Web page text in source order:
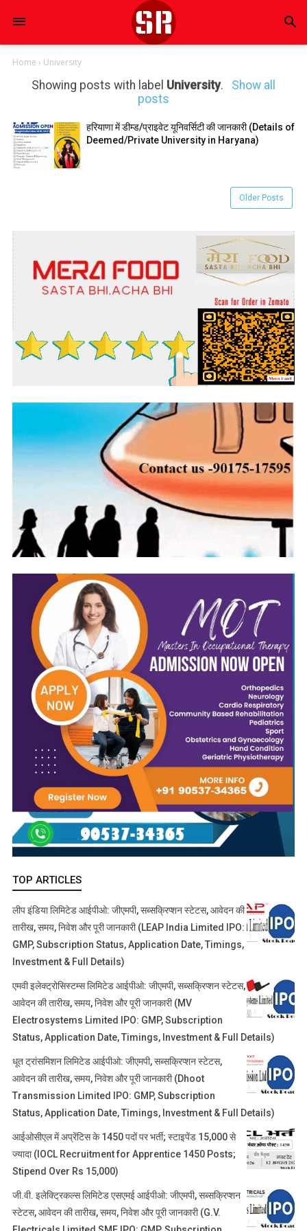
search
Home › University
Showing posts with label University.
Show all
posts
हरियाणा में डीम्ड/प्राइवेट यूनिवर्सिटी की जानकारी (Details of
Deemed/Private University in Haryana)
Older Posts
TOP ARTICLES
लीप इंडिया लिमिटेड आईपीओ: जीएमपी, सब्सक्रिप्शन स्टेटस, आवेदन की
तारीख, समय, निवेश और पूरी जानकारी (LEAP India Limited IPO:
GMP, Subscription Status, Application Date, Timings,
Investment & Full Details)
एमवी इलेक्ट्रोसिस्टम्स लिमिटेड आईपीओ: जीएमपी, सब्सक्रिप्शन स्टेटस,
आवेदन की तारीख, समय, निवेश और पूरी जानकारी (MV
Electrosystems Limited IPO: GMP, Subscription
Status, Application Date, Timings, Investment & Full Details)
धूत ट्रांसमिशन लिमिटेड आईपीओ: जीएमपी, सब्सक्रिप्शन स्टेटस,
आवेदन की तारीख, समय, निवेश और पूरी जानकारी (Dhoot
Transmission Limited IPO: GMP, Subscription
Status, Application Date, Timings, Investment & Full Details)
आईओसीएल में अप्रेंटिस के 1450 पदों पर भर्ती; स्टाइपेंड 15,000 से
ज्यादा (IOCL Recruitment for Apprentice 1450 Posts;
Stipend Over Rs 15,000)
जी.वी. इलेक्ट्रिकल्स लिमिटेड एसएमई आईपीओ: जीएमपी, सब्सक्रिप्शन
स्टेटस, आवेदन की तारीख, समय, निवेश और पूरी जानकारी (G.V.